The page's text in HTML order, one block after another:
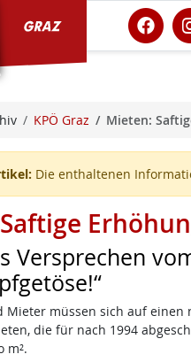
KPÖ Graz Mieten:
Die enthaltenen
Versprechen
müssen sich auf einen
die für nach 1994
m².